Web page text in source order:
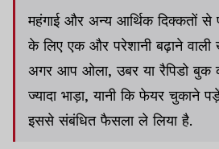
महंगाई और अन्य आर्थिक दिक्कतों से
के लिए एक और परेशानी बढ़ाने
अगर आप ओला, उबर या रैपिडो बुक
ज्यादा भाड़ा, यानी कि फेयर चुकाने
इससे संबंधित फैसला ले लिया है.